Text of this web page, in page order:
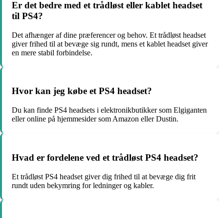
Er det bedre med et trådløst eller kablet headset
til PS4?
Det afhænger af dine præferencer og behov. Et trådløst headset
giver frihed til at bevæge sig rundt, mens et kablet headset giver
en mere stabil forbindelse.
Hvor kan jeg købe et PS4 headset?
Du kan finde PS4 headsets i elektronikbutikker som Elgiganten
eller online på hjemmesider som Amazon eller Dustin.
Hvad er fordelene ved et trådløst PS4 headset?
Et trådløst PS4 headset giver dig frihed til at bevæge dig frit
rundt uden bekymring for ledninger og kabler.